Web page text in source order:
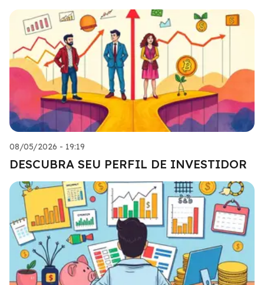
08/05/2026 - 19:19
DESCUBRA SEU PERFIL DE INVESTIDOR